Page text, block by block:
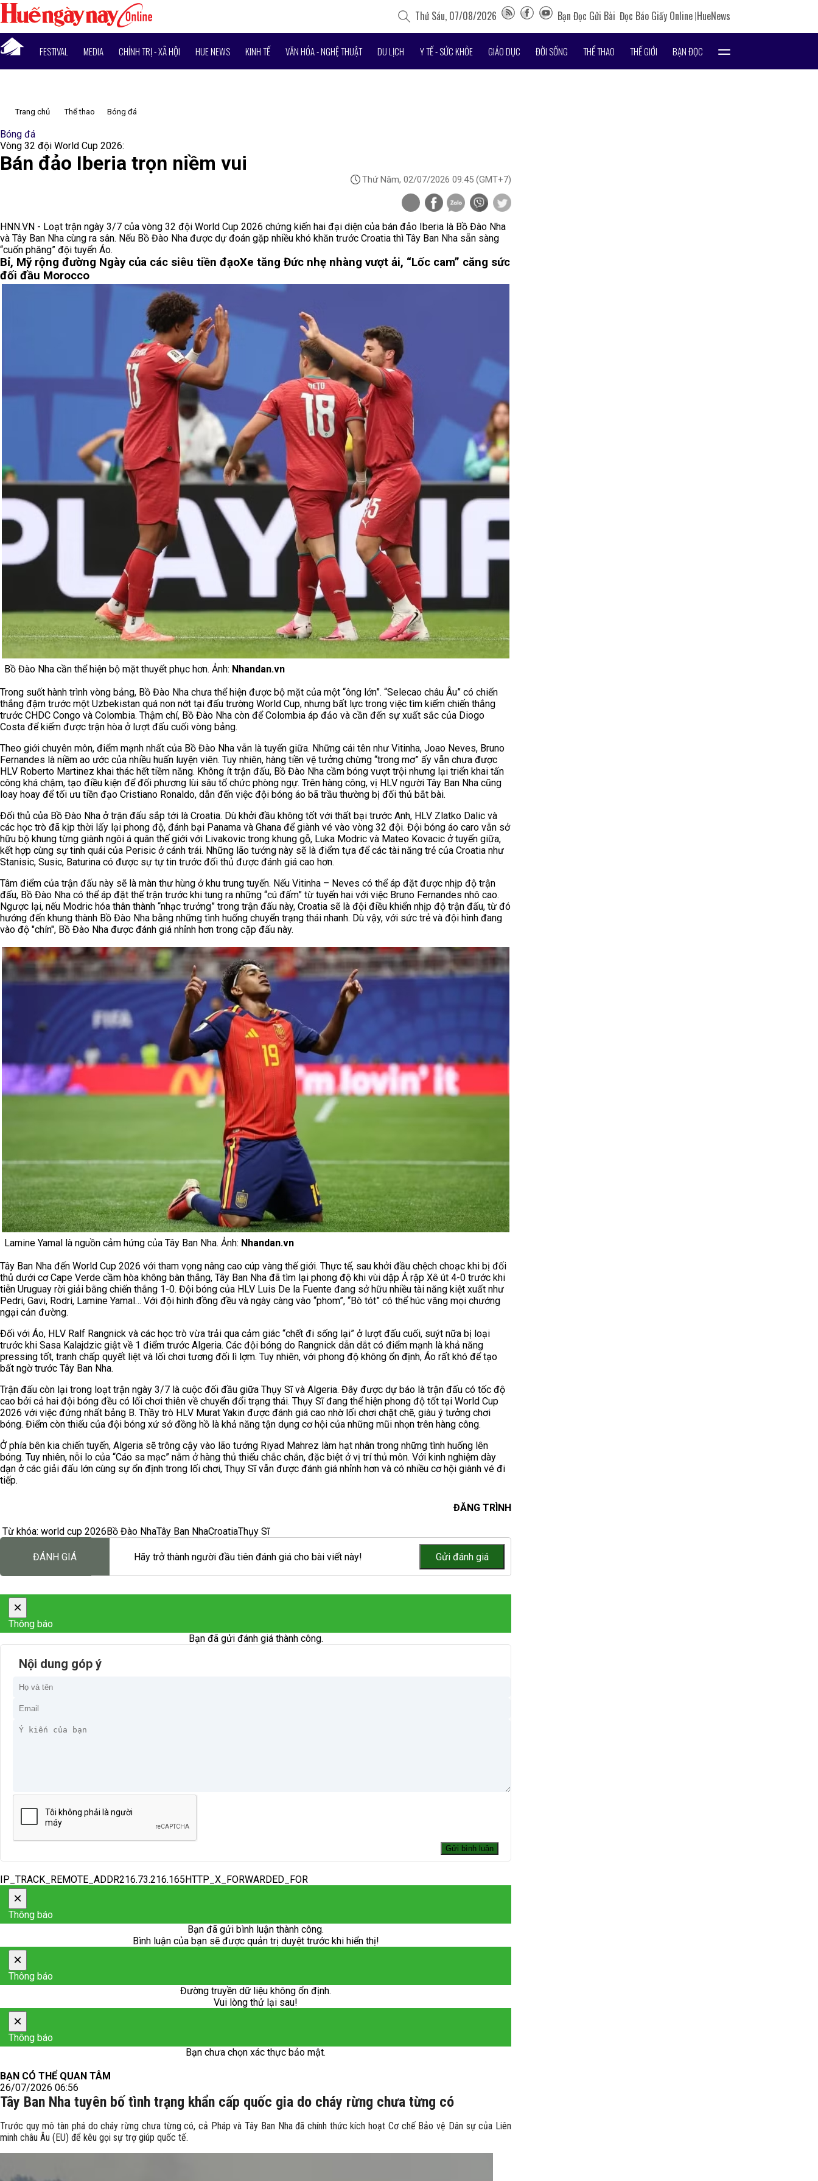
Thứ Sáu, 07/08/2026 Bạn Đọc Gửi Bài Đọc Báo Giấy Online HueNews
FESTIVAL MEDIA CHÍNH TRỊ - XÃ HỘI HUE NEWS KINH TẾ VĂN HÓA - NGHỆ THUẬT DU LỊCH Y TẾ - SỨC KHỎE GIÁO DỤC ĐỜI SỐNG THỂ THAO THẾ GIỚI BẠN ĐỌC
Trang chủ Thể thao Bóng đá
Bóng đá
Vòng 32 đội World Cup 2026:
Bán đảo Iberia trọn niềm vui
Thứ Năm, 02/07/2026 09:45 (GMT+7)
HNN.VN - Loạt trận ngày 3/7 của vòng 32 đội World Cup 2026 chứng kiến hai đại diện của bán đảo Iberia là Bồ Đào Nha
và Tây Ban Nha cùng ra sân. Nếu Bồ Đào Nha được dự đoán gặp nhiều khó khăn trước Croatia thì Tây Ban Nha sẵn sàng
“cuốn phăng” đội tuyển Áo.
Bỉ, Mỹ rộng đường Ngày của các siêu tiền đạoXe tăng Đức nhẹ nhàng vượt ải, “Lốc cam” căng sức
đối đầu Morocco
Bồ Đào Nha cần thể hiện bộ mặt thuyết phục hơn. Ảnh: Nhandan.vn
Trong suốt hành trình vòng bảng, Bồ Đào Nha chưa thể hiện được bộ mặt của một “ông lớn”. “Selecao châu Âu” có chiến
thắng đậm trước một Uzbekistan quá non nớt tại đấu trường World Cup, nhưng bất lực trong việc tìm kiếm chiến thắng
trước CHDC Congo và Colombia. Thậm chí, Bồ Đào Nha còn để Colombia áp đảo và cần đến sự xuất sắc của Diogo
Costa để kiếm được trận hòa ở lượt đấu cuối vòng bảng.
Theo giới chuyên môn, điểm mạnh nhất của Bồ Đào Nha vẫn là tuyến giữa. Những cái tên như Vitinha, Joao Neves, Bruno
Fernandes là niềm ao ước của nhiều huấn luyện viên. Tuy nhiên, hàng tiền vệ tưởng chừng “trong mơ” ấy vẫn chưa được
HLV Roberto Martinez khai thác hết tiềm năng. Không ít trận đấu, Bồ Đào Nha cầm bóng vượt trội nhưng lại triển khai tấn
công khá chậm, tạo điều kiện để đối phương lùi sâu tổ chức phòng ngự. Trên hàng công, vị HLV người Tây Ban Nha cũng
loay hoay để tối ưu tiền đạo Cristiano Ronaldo, dẫn đến việc đội bóng áo bã trầu thường bị đối thủ bắt bài.
Đối thủ của Bồ Đào Nha ở trận đấu sắp tới là Croatia. Dù khởi đầu không tốt với thất bại trước Anh, HLV Zlatko Dalic và
các học trò đã kịp thời lấy lại phong độ, đánh bại Panama và Ghana để giành vé vào vòng 32 đội. Đội bóng áo caro vẫn sở
hữu bộ khung từng giành ngôi á quân thế giới với Livakovic trong khung gỗ, Luka Modric và Mateo Kovacic ở tuyến giữa,
kết hợp cùng sự tinh quái của Perisic ở cánh trái. Những lão tướng này sẽ là điểm tựa để các tài năng trẻ của Croatia như
Stanisic, Susic, Baturina có được sự tự tin trước đối thủ được đánh giá cao hơn.
Tâm điểm của trận đấu này sẽ là màn thư hùng ở khu trung tuyến. Nếu Vitinha – Neves có thể áp đặt được nhịp độ trận
đấu, Bồ Đào Nha có thể áp đặt thế trận trước khi tung ra những “cú đấm” từ tuyến hai với việc Bruno Fernandes nhô cao.
Ngược lại, nếu Modric hóa thân thành “nhạc trưởng” trong trận đấu này, Croatia sẽ là đội điều khiển nhịp độ trận đấu, từ đó
hướng đến khung thành Bồ Đào Nha bằng những tình huống chuyển trạng thái nhanh. Dù vậy, với sức trẻ và đội hình đang
vào độ "chín", Bồ Đào Nha được đánh giá nhỉnh hơn trong cặp đấu này.
Lamine Yamal là nguồn cảm hứng của Tây Ban Nha. Ảnh: Nhandan.vn
Tây Ban Nha đến World Cup 2026 với tham vọng nâng cao cúp vàng thế giới. Thực tế, sau khởi đầu chệch choạc khi bị đối
thủ dưới cơ Cape Verde cầm hòa không bàn thắng, Tây Ban Nha đã tìm lại phong độ khi vùi dập Ả rập Xê út 4-0 trước khi
tiễn Uruguay rời giải bằng chiến thắng 1-0. Đội bóng của HLV Luis De la Fuente đang sở hữu nhiều tài năng kiệt xuất như
Pedri, Gavi, Rodri, Lamine Yamal… Với đội hình đồng đều và ngày càng vào “phom”, “Bò tót” có thể húc văng mọi chướng
ngại cản đường.
Đối với Áo, HLV Ralf Rangnick và các học trò vừa trải qua cảm giác “chết đi sống lại” ở lượt đấu cuối, suýt nữa bị loại
trước khi Sasa Kalajdzic giật về 1 điểm trước Algeria. Các đội bóng do Rangnick dẫn dắt có điểm mạnh là khả năng
pressing tốt, tranh chấp quyết liệt và lối chơi tương đối lì lợm. Tuy nhiên, với phong độ không ổn định, Áo rất khó để tạo
bất ngờ trước Tây Ban Nha.
Trận đấu còn lại trong loạt trận ngày 3/7 là cuộc đối đầu giữa Thụy Sĩ và Algeria. Đây được dự báo là trận đấu có tốc độ
cao bởi cả hai đội bóng đều có lối chơi thiên về chuyển đổi trạng thái. Thụy Sĩ đang thể hiện phong độ tốt tại World Cup
2026 với việc đứng nhất bảng B. Thầy trò HLV Murat Yakin được đánh giá cao nhờ lối chơi chặt chẽ, giàu ý tưởng chơi
bóng. Điểm còn thiếu của đội bóng xứ sở đồng hồ là khả năng tận dụng cơ hội của những mũi nhọn trên hàng công.
Ở phía bên kia chiến tuyến, Algeria sẽ trông cậy vào lão tướng Riyad Mahrez làm hạt nhân trong những tình huống lên
bóng. Tuy nhiên, nỗi lo của “Cáo sa mạc” nằm ở hàng thủ thiếu chắc chắn, đặc biệt ở vị trí thủ môn. Với kinh nghiệm dày
dạn ở các giải đấu lớn cùng sự ổn định trong lối chơi, Thụy Sĩ vẫn được đánh giá nhỉnh hơn và có nhiều cơ hội giành vé đi
tiếp.
ĐĂNG TRÌNH
Từ khóa: world cup 2026Bồ Đào NhaTây Ban NhaCroatiaThụy Sĩ
ĐÁNH GIÁ Hãy trở thành người đầu tiên đánh giá cho bài viết này!
×
Thông báo
Bạn đã gửi đánh giá thành công.
Nội dung góp ý
IP_TRACK_REMOTE_ADDR216.73.216.165HTTP_X_FORWARDED_FOR
×
Thông báo
Bạn đã gửi bình luận thành công.
Bình luận của bạn sẽ được quản trị duyệt trước khi hiển thị!
×
Thông báo
Đường truyền dữ liệu không ổn định.
Vui lòng thử lại sau!
×
Thông báo
Bạn chưa chọn xác thực bảo mật.
BẠN CÓ THỂ QUAN TÂM
26/07/2026 06:56
Tây Ban Nha tuyên bố tình trạng khẩn cấp quốc gia do cháy rừng chưa từng có
Trước quy mô tàn phá do cháy rừng chưa từng có, cả Pháp và Tây Ban Nha đã chính thức kích hoạt Cơ chế Bảo vệ Dân sự của Liên
minh châu Âu (EU) để kêu gọi sự trợ giúp quốc tế.